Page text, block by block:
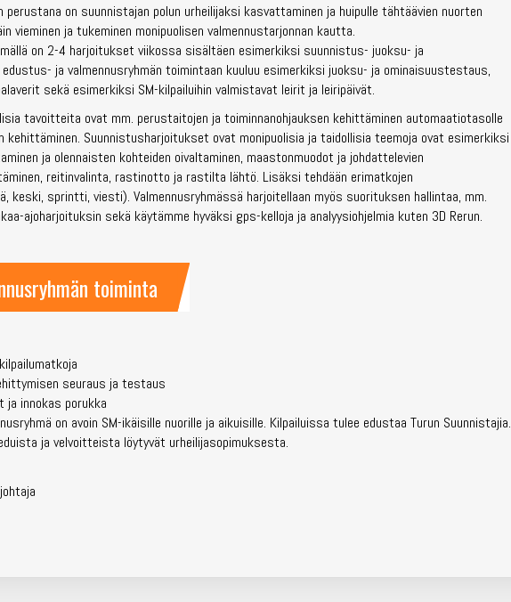
perustana on suunnistajan polun urheilijaksi kasvattaminen ja huipulle tähtäävien nuorten
vieminen ja tukeminen monipuolisen valmennustarjonnan kautta.
on 2-4 harjoitukset viikossa sisältäen esimerkiksi suunnistus- juoksu- ja
ja valmennusryhmän toimintaan kuuluu esimerkiksi juoksu- ja ominaisuustestaus,
sekä esimerkiksi SM-kilpailuihin valmistavat leirit ja leiripäivät.
tavoitteita ovat mm. perustaitojen ja toiminnanohjauksen kehittäminen automaatiotasolle
kehittäminen. Suunnistusharjoitukset ovat monipuolisia ja taidollisia teemoja ovat esimerkiksi
ja olennaisten kohteiden oivaltaminen, maastonmuodot ja johdattelevien
reitinvalinta, rastinotto ja rastilta lähtö. Lisäksi tehdään erimatkojen
keski, sprintti, viesti). Valmennusryhmässä harjoitellaan myös suorituksen hallintaa, mm.
ajoharjoituksin sekä käytämme hyväksi gps-kelloja ja analyysiohjelmia kuten 3D Rerun.
toiminta
seuraus ja testaus
ja innokas porukka
on avoin SM-ikäisille nuorille ja aikuisille. Kilpailuissa tulee edustaa Turun Suunnistajia.
ja velvoitteista löytyvät urheilijasopimuksesta.